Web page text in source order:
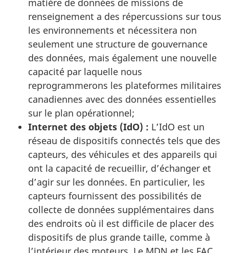
renseignement a des répercussions sur tous
les environnements et nécessitera non
seulement une structure de gouvernance
des données, mais également une nouvelle
capacité par laquelle nous
reprogrammerons les plateformes militaires
canadiennes avec des données essentielles
sur le plan opérationnel;
Internet des objets (IdO) : L’IdO est un
réseau de dispositifs connectés tels que des
capteurs, des véhicules et des appareils qui
ont la capacité de recueillir, d’échanger et
d’agir sur les données. En particulier, les
capteurs fournissent des possibilités de
collecte de données supplémentaires dans
des endroits où il est difficile de placer des
dispositifs de plus grande taille, comme à